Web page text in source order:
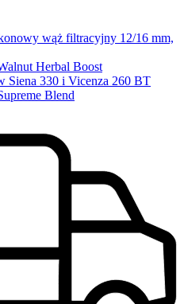
wąż filtracyjny 12/16 mm,
Herbal Boost
Siena 330 i Vicenza 260 BT
Blend